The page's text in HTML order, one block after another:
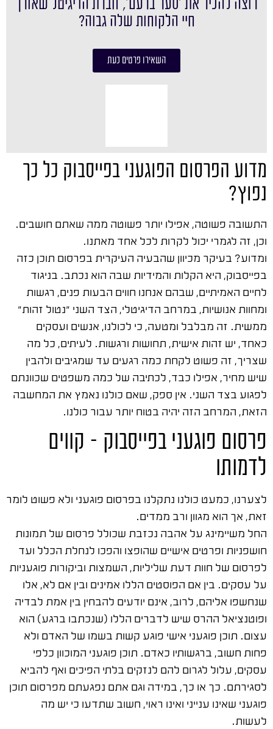
רוצה להכיר את ׳סער ברעם׳, חברת הדיגיטל שאורך
חיי הלקוחות שלה גבוה?
השאירו פרטים כעת
מדוע הפרסום הפוגעני בפייסבוק כל כך
נפוץ?
התשובה פשוטה, אפילו יותר פשוטה ממה שאתם חושבים.
וכן, זה לגמרי יכול לקרות לכל אחד מאתנו.
ומדוע? בעיקר מכיוון שהבעיה העיקרית בפרסום תוכן כזה
בפייסבוק, היא הקלות והמידיות שבה הוא נכתב. בניגוד
לחיים האמיתיים, שבהם אנחנו חווים הבעות פנים, רגשות
ומחוות אנושיות, במרחב הדיגיטלי, הצד השני "נטול זהות"
ממשית. זה מבלבל ומטעה, כי לכולנו, אנשים ועסקים
כאחד, יש זהות אישית, תחושות ורגשות. לעיתים, כל מה
שצריך, זה פשוט לקחת כמה רגעים עד שמגיבים ולהבין
שיש מחיר, אפילו כבד, לכתיבה של כמה משפטים שכוונתם
לפגוע בצד השני. אין ספק, שאם כולנו נאמץ את המחשבה
הזאת, המרחב הזה יהיה בטוח יותר עבור כולנו.
פרסום פוגעני בפייסבוק – קווים
לדמותו
לצערנו, כמעט כולנו נתקלנו בפרסום פוגעני ולא פשוט לומר
זאת, אך הוא מגוון ורב ממדים.
החל משיימינג על אהבה נכזבת שכולל פרסום של תמונות
חושפניות ופרטים אישיים שהופצו והפכו לנחלת הכלל ועד
לפרסום של חוות דעת שליליות, השמצות וביקורות פוגעניות
על עסקים. בין אם הפוסטים הללו אמינים ובין אם לא, אלו
שנחשפו אליהם, לרוב, אינם יודעים להבחין בין אמת לבדיה
ופוטנציאל ההרס שיש לדברים הללו (שנכתבו ברגע) הוא
עצום. תוכן פוגעני אישי פוגע קשות בשמו של האדם ולא
פחות חשוב, ברגשותיו כאדם. תוכן פוגעני המוכוון כלפי
עסקים, עלול לגרום להם לנזקים בלתי הפיכים ואף להביא
לסגירתם. כך או כך, במידה וגם אתם נפגעתם מפרסום תוכן
פוגעני שאינו ענייני ואינו ראוי, חשוב שתדעו כי יש מה
לעשות.